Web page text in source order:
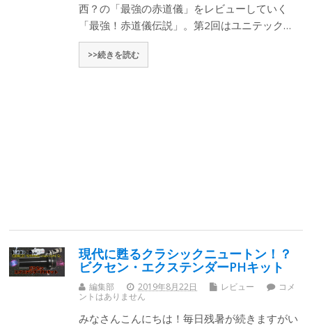
西？の「最強の赤道儀」をレビューしていく
「最強！赤道儀伝説」。第2回はユニテック…
>>続きを読む
現代に甦るクラシックニュートン！？
ビクセン・エクステンダーPHキット
編集部 2019年8月22日 レビュー
コメ
ントはありません
みなさんこんにちは！毎日残暑が続きますがい